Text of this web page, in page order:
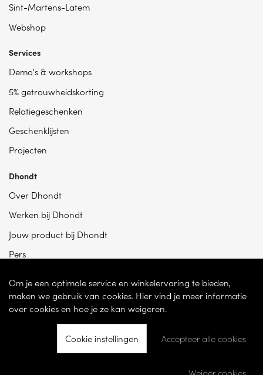
Sint-Martens-Latem
Webshop
Services
Demo's & workshops
5% getrouwheidskorting
Relatiegeschenken
Geschenklijsten
Projecten
Dhondt
Over Dhondt
Werken bij Dhondt
Jouw product bij Dhondt
Pers
© 2026 - Dhondt Interieur NV – Ondernemingsnummer BE 0865 787 950 –
Om je een optimale service en winkelervaring te bieden,
maken we gebruik van cookies. Hier vind je meer informatie
over cookies en hoe je ze kan weigeren.
Cookie instellingen Accepteer alle cookies
Weiger cookies